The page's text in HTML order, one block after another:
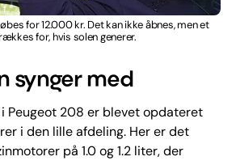
for 12.000 kr. Det kan ikke åbnes, men et
for, hvis solen generer.
synger med
Peugeot 208 er blevet opdateret
i den lille afdeling. Her er det
på 1.0 og 1.2 liter, der